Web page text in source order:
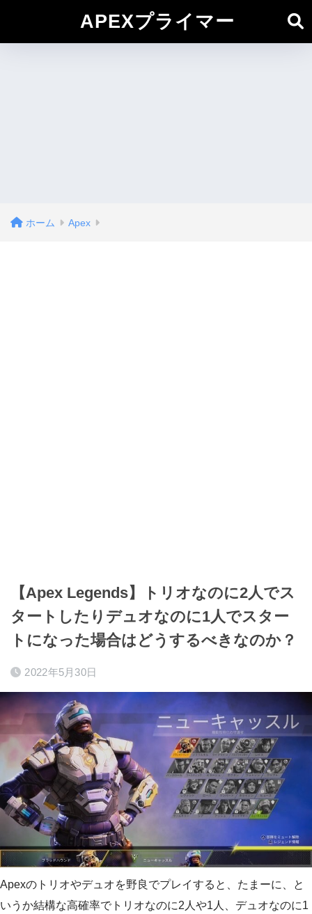
APEXプライマー
ホーム Apex
【Apex Legends】トリオなのに2人でス
タートしたりデュオなのに1人でスター
トになった場合はどうするべきなのか？
2022年5月30日
Apexのトリオやデュオを野良でプレイすると、たまーに、と
いうか結構な高確率でトリオなのに2人や1人、デュオなのに1